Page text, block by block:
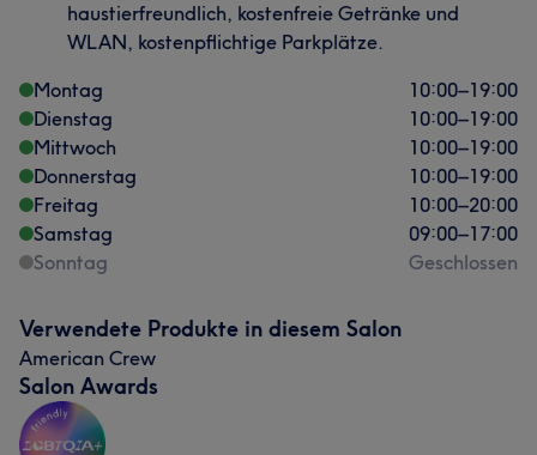
haustierfreundlich, kostenfreie Getränke und
WLAN, kostenpflichtige Parkplätze.
Montag
10:00–19:00
Dienstag
10:00–19:00
Mittwoch
10:00–19:00
Donnerstag
10:00–19:00
Freitag
10:00–20:00
Samstag
09:00–17:00
Sonntag
Geschlossen
Verwendete Produkte in diesem Salon
American Crew
Salon Awards